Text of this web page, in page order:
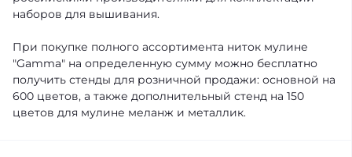
наборов для вышивания.
При покупке полного ассортимента ниток мулине
"Gamma" на определенную сумму можно бесплатно
получить стенды для розничной продажи: основной на
600 цветов, а также дополнительный стенд на 150
цветов для мулине меланж и металлик.